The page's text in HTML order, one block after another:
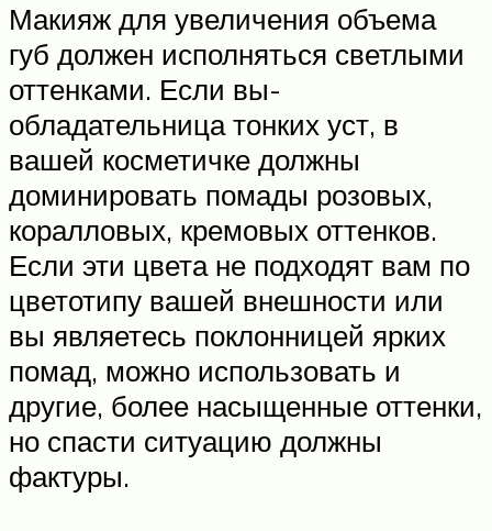
Макияж для увеличения объема
губ должен исполняться светлыми
оттенками. Если вы-
обладательница тонких уст, в
вашей косметичке должны
доминировать помады розовых,
коралловых, кремовых оттенков.
Если эти цвета не подходят вам по
цветотипу вашей внешности или
вы являетесь поклонницей ярких
помад, можно использовать и
другие, более насыщенные оттенки,
но спасти ситуацию должны
фактуры.